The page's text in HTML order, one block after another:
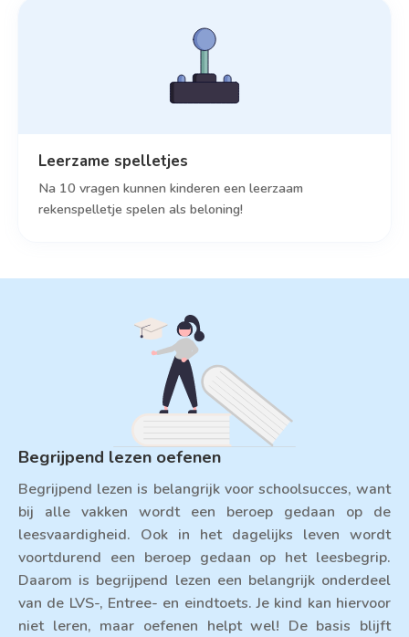
Leerzame spelletjes
Na 10 vragen kunnen kinderen een leerzaam
rekenspelletje spelen als beloning!
Begrijpend lezen oefenen
Begrijpend lezen is belangrijk voor schoolsucces, want
bij alle vakken wordt een beroep gedaan op de
leesvaardigheid. Ook in het dagelijks leven wordt
voortdurend een beroep gedaan op het leesbegrip.
Daarom is begrijpend lezen een belangrijk onderdeel
van de LVS-, Entree- en eindtoets. Je kind kan hiervoor
niet leren, maar oefenen helpt wel! De basis blijft